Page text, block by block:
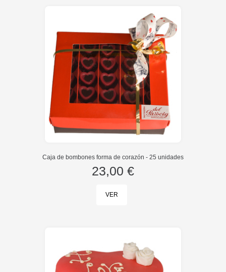
Caja de bombones forma de corazón - 25 unidades
23,00 €
VER